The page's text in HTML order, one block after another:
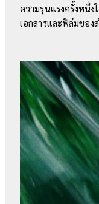
ความรุนแรงครั้งหนึ่ง
เอกสารและฟิล์มของ